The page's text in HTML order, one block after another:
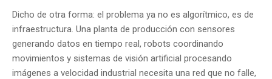
Dicho de otra forma: el problema ya no es algorítmico, es de
infraestructura. Una planta de producción con sensores
generando datos en tiempo real, robots coordinando
movimientos y sistemas de visión artificial procesando
imágenes a velocidad industrial necesita una red que no falle,